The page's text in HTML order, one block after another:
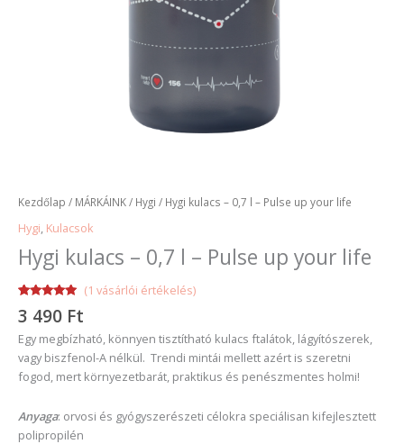
Kezdőlap / MÁRKÁINK/ Hygi / Hygi kulacs – 0,7 l – Pulse up your life
Hygi, Kulacsok
Hygi kulacs – 0,7 l – Pulse up your life
Értékelés
5.00az 5-
1
értékelés
alapján
(1 vásárlói értékelés)
3 490 Ft
Egy megbízható, könnyen tisztítható kulacs ftalátok, lágyítószerek,
vagy biszfenol-A nélkül. Trendi mintái mellett azért is szeretni
fogod, mert környezetbarát, praktikus és penészmentes holmi!
Anyaga: orvosi és gyógyszerészeti célokra speciálisan kifejlesztett
polipropilén